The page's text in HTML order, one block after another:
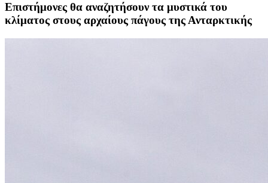
Επιστήμονες θα αναζητήσουν τα μυστικά του
κλίματος στους αρχαίους πάγους της Ανταρκτικής